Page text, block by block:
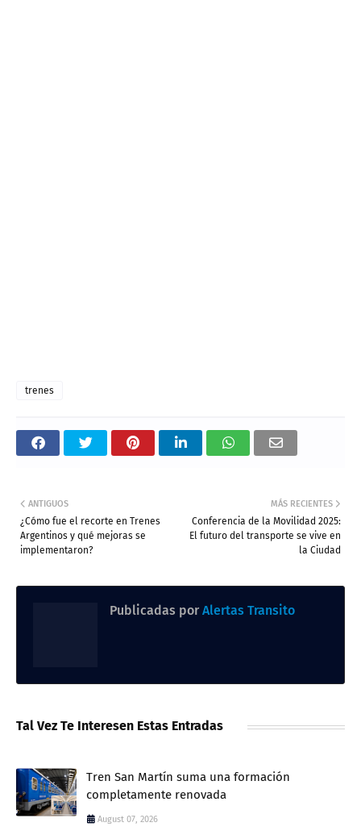
trenes
MÁS RECIENTES
Conferencia de la Movilidad 2025:
El futuro del transporte se vive en
la Ciudad
ANTIGUOS
¿Cómo fue el recorte en Trenes
Argentinos y qué mejoras se
implementaron?
Publicadas por Alertas Transito
Tal Vez Te Interesen Estas Entradas
Tren San Martín suma una formación
completamente renovada
August 07, 2026